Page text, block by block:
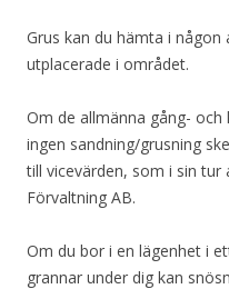
Grus kan du hämta i
utplacerade i området.
Om de allmänna gång-
ingen sandning/grusning
till vicevärden, som i sin
Förvaltning AB.
Om du bor i en lägenhet i
grannar under dig kan